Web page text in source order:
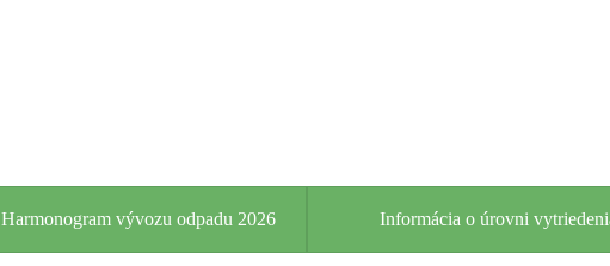
Harmonogram vývozu odpadu 2026 Informácia o úrovni